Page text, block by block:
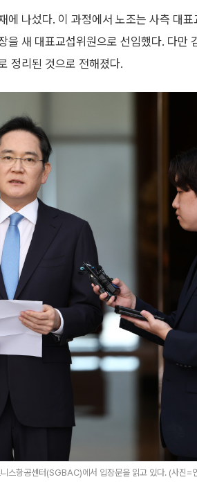
나섰다. 이 과정에서 노조는 사측 대
새 대표교섭위원으로 선임했다. 다만
정리된 것으로 전해졌다.
스항공센터(SGBAC)에서 입장문을 읽고 있다. (사진=